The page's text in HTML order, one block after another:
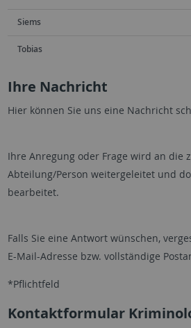
Siems
Tobias
Ihre Nachricht
Hier können Sie uns eine Nachricht
Ihre Anregung oder Frage wird an die
Abteilung/Person weitergeleitet und
bearbeitet.
Falls Sie eine Antwort wünschen,
E-Mail-Adresse bzw. vollständige
*Pflichtfeld
Kontaktformular